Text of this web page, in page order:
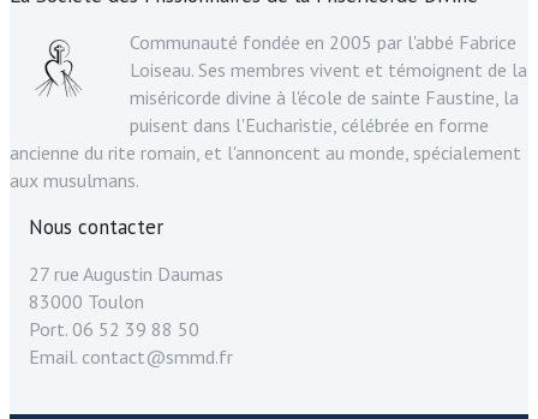
Communauté fondée en 2005 par l'abbé Fabrice
Loiseau. Ses membres vivent et témoignent de la
miséricorde divine à l'école de sainte Faustine, la
puisent dans l'Eucharistie, célébrée en forme
ancienne du rite romain, et l'annoncent au monde, spécialement
aux musulmans.
Nous contacter
27 rue Augustin Daumas
83000 Toulon
Port. 06 52 39 88 50
Email. contact@smmd.fr